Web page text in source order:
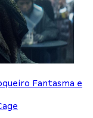
Fantasma e